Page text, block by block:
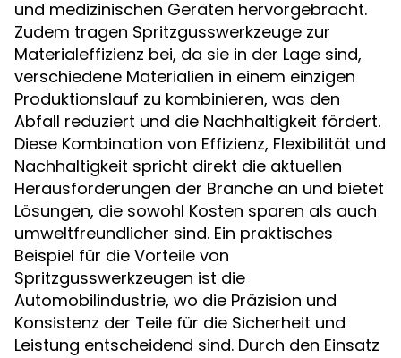
und medizinischen Geräten hervorgebracht.
Zudem tragen Spritzgusswerkzeuge zur
Materialeffizienz bei, da sie in der Lage sind,
verschiedene Materialien in einem einzigen
Produktionslauf zu kombinieren, was den
Abfall reduziert und die Nachhaltigkeit fördert.
Diese Kombination von Effizienz, Flexibilität und
Nachhaltigkeit spricht direkt die aktuellen
Herausforderungen der Branche an und bietet
Lösungen, die sowohl Kosten sparen als auch
umweltfreundlicher sind. Ein praktisches
Beispiel für die Vorteile von
Spritzgusswerkzeugen ist die
Automobilindustrie, wo die Präzision und
Konsistenz der Teile für die Sicherheit und
Leistung entscheidend sind. Durch den Einsatz